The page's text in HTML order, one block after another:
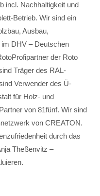
incl. Nachhaltigkeit und
Betrieb. Wir sind ein
Ausbau,
DHV – Deutschen
der Roto
Träger des RAL-
Verwender des Ü-
für Holz- und
von 81fünf. Wir sind
von CREATON.
durch das
Theßenvitz –